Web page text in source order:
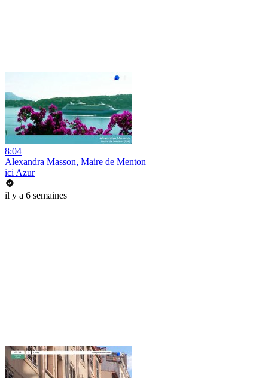
8:04
Alexandra Masson, Maire de Menton
ici Azur
il y a 6 semaines